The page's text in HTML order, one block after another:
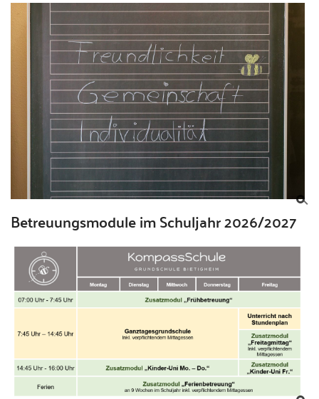
Betreuungsmodule im Schuljahr 2026/2027